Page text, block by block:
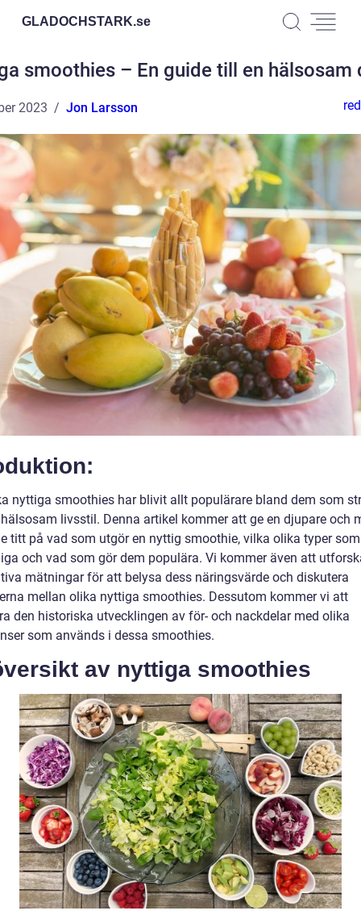
GLADOCHSTARK.se
smoothies – En guide till en hälsosam
2023 Jon Larsson
nyttiga smoothies har blivit allt populärare bland dem som
livsstil. Denna artikel kommer att ge en djupare och
titt på vad som utgör en nyttig smoothie, vilka olika typer
och vad som gör dem populära. Vi kommer även att
mätningar för att belysa dess näringsvärde och diskutera
mellan olika nyttiga smoothies. Dessutom kommer vi att
den historiska utvecklingen av för- och nackdelar med olika
som används i dessa smoothies.
av nyttiga smoothies